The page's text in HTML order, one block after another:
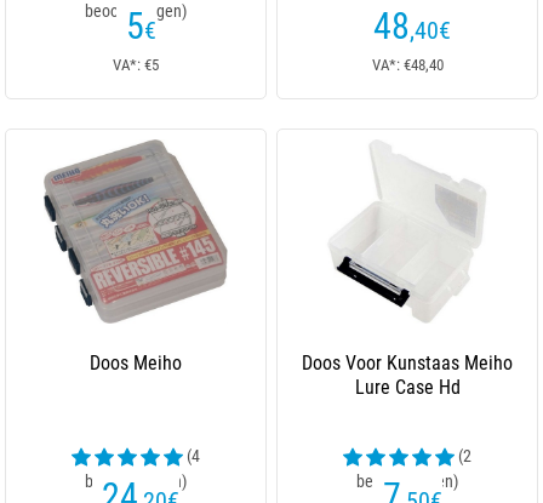
beoordelingen)
5€
VA*: €5
48,40€
VA*: €48,40
Doos Meiho
(4
beoordelingen)
Doos Voor Kunstaas Meiho
Lure Case Hd
(2
beoordelingen)